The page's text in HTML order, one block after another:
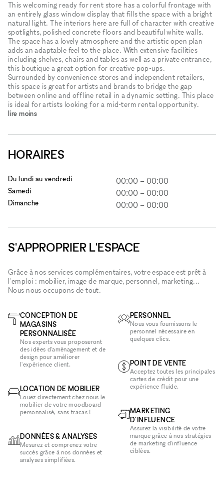
This welcoming ready for rent store has a colorful frontage with
an entirely glass window display that fills the space with a bright
natural light. The interiors here are full of character with creative
spotlights, polished concrete floors and beautiful white walls.
The space has a lovely atmosphere and the artistic open plan
adds an adaptable feel to the place. With extensive facilities
including shelves, chairs and tables as well as a private entrance,
this boutique a great option for creative pop-ups.
Surrounded by convenience stores and independent retailers,
this space is great for artists and brands to bridge the gap
between online and offline retail in a dynamic setting. This place
is ideal for artists looking for a mid-term rental opportunity.
lire moins
HORAIRES
Du lundi au vendredi 00:00 – 00:00
Samedi 00:00 – 00:00
Dimanche 00:00 – 00:00
S'APPROPRIER L'ESPACE
Grâce à nos services complémentaires, votre espace est prêt à
l'emploi : mobilier, image de marque, personnel, marketing...
Nous nous occupons de tout.
CONCEPTION DE
MAGASINS
PERSONNALISÉE
Nos experts vous proposeront
des idées d'aménagement et de
design pour améliorer
l'expérience client.
LOCATION DE MOBILIER
Louez directement chez nous le
mobilier de votre moodboard
personnalisé, sans tracas !
DONNÉES & ANALYSES
Mesurez et comprenez votre
succès grâce à nos données et
analyses simplifiées.
PERSONNEL
Nous vous fournissons le
personnel nécessaire en
quelques clics.
POINT DE VENTE
Acceptez toutes les principales
cartes de crédit pour une
expérience fluide.
MARKETING
D'INFLUENCE
Assurez la visibilité de votre
marque grâce à nos stratégies
de marketing d'influence
ciblées.